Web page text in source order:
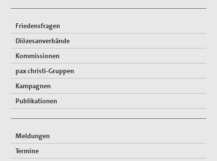
Friedensfragen
Diözesanverbände
Kommissionen
pax christi-Gruppen
Kampagnen
Publikationen
Meldungen
Termine